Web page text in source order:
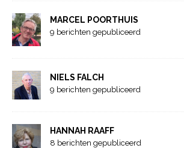
MARCEL POORTHUIS
9 berichten gepubliceerd
NIELS FALCH
9 berichten gepubliceerd
HANNAH RAAFF
8 berichten gepubliceerd